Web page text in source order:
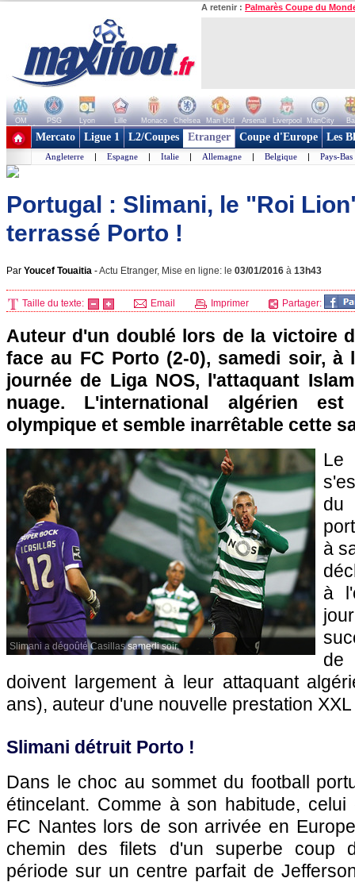
A retenir : Palmarès Coupe du
OM PSG Lyon Lille Monaco Chelsea Man Utd Arsenal Liverpool ManCity
+ de clubs
Mercato Ligue 1 L2/Coupes Etranger Coupe d'Europe Les
Angleterre | Espagne | Italie | Allemagne | Belgique | Pays-Bas
Portugal : Slimani, le "Roi
terrassé Porto !
Par Youcef Touaitia -Actu Etranger, Mise en ligne: le 03/01/2016 à 13h43
Taille du texte: Email Imprimer Partager:
Auteur d'un doublé lors de la victoire
face au FC Porto (2-0), samedi soir, à
journée de Liga NOS, l'attaquant
nuage. L'international algérien
olympique et semble inarrêtable cette
Slimani a dégoûté Casillas samedi soir.
Le
à
à
de
doivent largement à leur attaquant
ans), auteur d'une nouvelle prestation
Slimani détruit Porto !
Dans le choc au sommet du football
étincelant. Comme à son habitude,
FC Nantes lors de son arrivée en
chemin des filets d'un superbe coup
période sur un centre parfait de